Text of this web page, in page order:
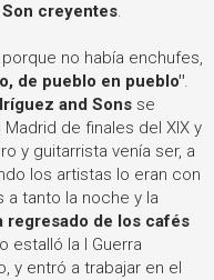
Son creyentes.
no había enchufes,
de pueblo en pueblo".
and Sons se
de finales del XIX y
y guitarrista venía ser, a
los artistas lo eran con
a tanto la noche y la
regresado de los cafés
estalló la I Guerra
y entró a trabajar en el